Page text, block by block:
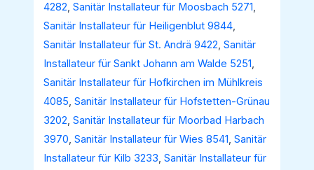
4282,Sanitär Installateur für Moosbach 5271,
Sanitär Installateur für Heiligenblut 9844,
Sanitär Installateur für St. Andrä 9422,Sanitär
Installateur für Sankt Johann am Walde 5251,
Sanitär Installateur für Hofkirchen im Mühlkreis
4085,Sanitär Installateur für Hofstetten-Grünau
3202,Sanitär Installateur für Moorbad Harbach
3970,Sanitär Installateur für Wies 8541,Sanitär
Installateur für Kilb 3233,Sanitär Installateur für